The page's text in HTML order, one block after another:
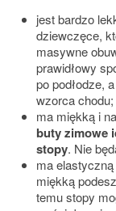
jest bardzo
dziewczęce,
masywne
prawidłowy
po podłodze,
wzorca chodu;
ma miękką i
buty zimowe
stopy. Nie
ma
miękką
temu stopy